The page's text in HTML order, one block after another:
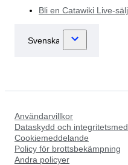
Bli en Catawiki Live-
Användarvillkor
Dataskydd och
Cookiemeddelande
Policy för brottsbekämpning
Andra policyer